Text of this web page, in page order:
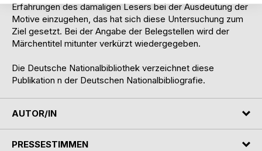
Erfahrungen des damaligen Lesers bei der Ausdeutung der
Motive einzugehen, das hat sich diese Untersuchung zum
Ziel gesetzt. Bei der Angabe der Belegstellen wird der
Märchentitel mitunter verkürzt wiedergegeben.
Die Deutsche Nationalbibliothek verzeichnet diese
Publikation n der Deutschen Nationalbibliografie.
AUTOR/IN
PRESSESTIMMEN